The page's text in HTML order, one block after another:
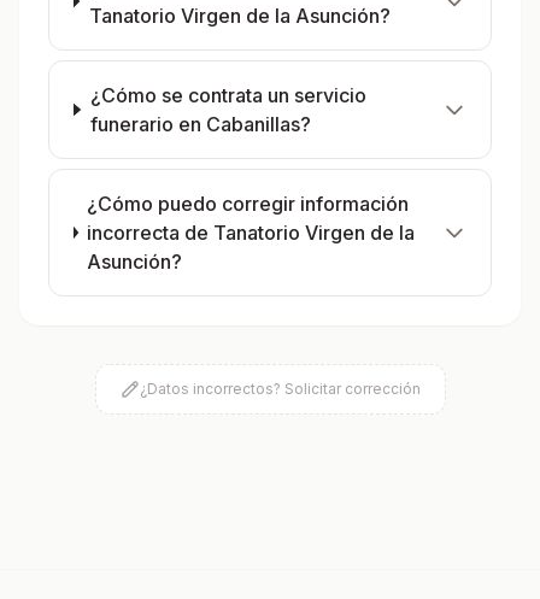
Tanatorio Virgen de la Asunción?
¿Cómo se contrata un servicio
funerario en Cabanillas?
¿Cómo puedo corregir información
incorrecta de Tanatorio Virgen de la
Asunción?
¿Datos incorrectos? Solicitar corrección